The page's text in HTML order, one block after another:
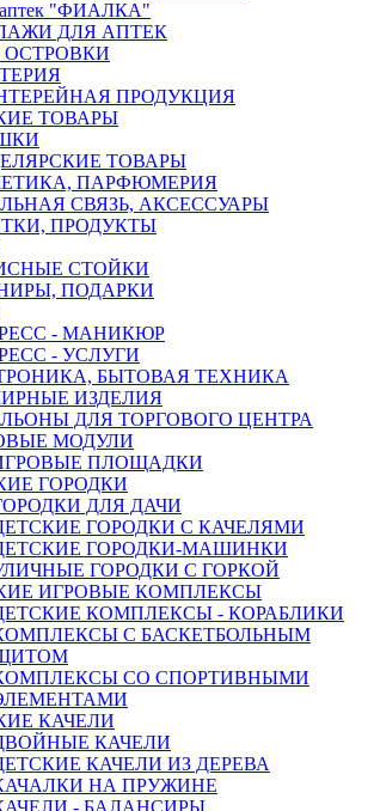
аптек "ФИАЛКА"
ДЛЯ АПТЕК
ОСТРОВКИ
ПРОДУКЦИЯ
ТОВАРЫ
ТОВАРЫ
ПАРФЮМЕРИЯ
СВЯЗЬ, АКСЕССУАРЫ
ПРОДУКТЫ
СТОЙКИ
ПОДАРКИ
- МАНИКЮР
- УСЛУГИ
БЫТОВАЯ ТЕХНИКА
ИЗДЕЛИЯ
ДЛЯ ТОРГОВОГО ЦЕНТРА
МОДУЛИ
ПЛОЩАДКИ
ГОРОДКИ
ДЛЯ ДАЧИ
ГОРОДКИ С КАЧЕЛЯМИ
ГОРОДКИ-МАШИНКИ
ГОРОДКИ С ГОРКОЙ
ИГРОВЫЕ КОМПЛЕКСЫ
КОМПЛЕКСЫ - КОРАБЛИКИ
С БАСКЕТБОЛЬНЫМ
СО СПОРТИВНЫМИ
КАЧЕЛИ
КАЧЕЛИ
КАЧЕЛИ ИЗ ДЕРЕВА
НА ПРУЖИНЕ
- БАЛАНСИРЫ